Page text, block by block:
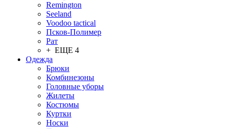
Remington
Seeland
Voodoo tactical
Псков-Полимер
Рат
+ ЕЩЕ 4
Одежда
Брюки
Комбинезоны
Головные уборы
Жилеты
Костюмы
Куртки
Носки